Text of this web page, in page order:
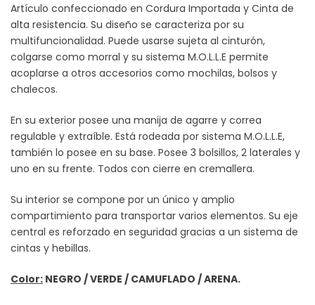
Artículo confeccionado en Cordura Importada y Cinta de
alta resistencia. Su diseño se caracteriza por su
multifuncionalidad. Puede usarse sujeta al cinturón,
colgarse como morral y su sistema M.O.L.L.E permite
acoplarse a otros accesorios como mochilas, bolsos y
chalecos.
En su exterior posee una manija de agarre y correa
regulable y extraíble. Está rodeada por sistema M.O.L.L.E,
también lo posee en su base. Posee 3 bolsillos, 2 laterales y
uno en su frente. Todos con cierre en cremallera.
Su interior se compone por un único y amplio
compartimiento para transportar varios elementos. Su eje
central es reforzado en seguridad gracias a un sistema de
cintas y hebillas.
Color: NEGRO / VERDE / CAMUFLADO / ARENA.